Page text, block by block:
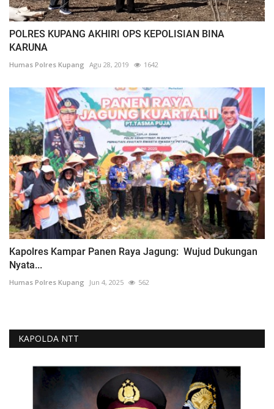
POLRES KUPANG AKHIRI OPS KEPOLISIAN BINA
KARUNA
Humas Polres Kupang Agu 28, 2019 1642
Kapolres Kampar Panen Raya Jagung: Wujud Dukungan
Nyata...
Humas Polres Kupang Jun 4, 2025 562
KAPOLDA NTT